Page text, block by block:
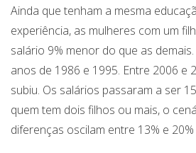
Ainda que tenham a mesma
experiência, as mulheres com um
salário 9% menor do que as
anos de 1986 e 1995. Entre 2006 e
subiu. Os salários passaram a ser
quem tem dois filhos ou mais, o
diferenças oscilam entre 13% e